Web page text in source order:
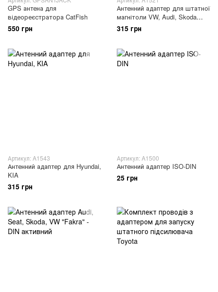
GPS антена для
відеореєстратора CatFish
550 грн
Антенний адаптер для штатної
магнітоли VW, Audi, Skoda
типу "Fakra"
315 грн
Артикул: A1543
Антенний адаптер для Hyundai,
KIA
315 грн
Артикул: A1500
Антенний адаптер ISO-DIN
25 грн